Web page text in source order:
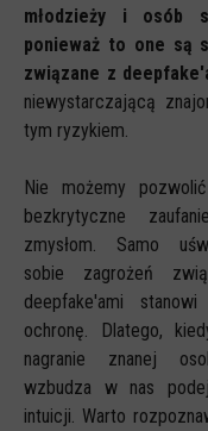
młodzieży i osób
ponieważ to one są
związane z
niewystarczającą
tym ryzykiem.
Nie możemy
bezkrytyczne
zmysłom. Samo
sobie zagrożeń
deepfake'ami
ochronę. Dlatego,
nagranie znanej
wzbudza w nas
intuicji. Warto